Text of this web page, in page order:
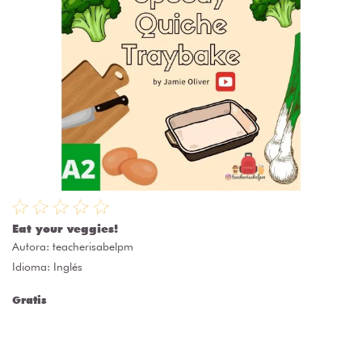
Eat your veggies!
Autora: teacherisabelpm
Idioma: Inglés
Gratis